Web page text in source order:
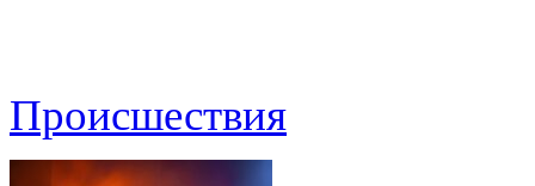
Происшествия